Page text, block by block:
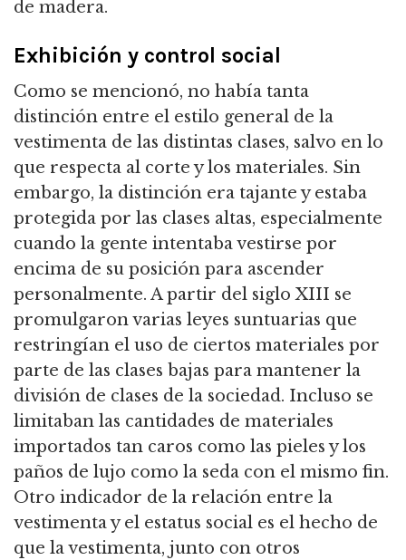
de madera.
Exhibición y control social
Como se mencionó, no había tanta
distinción entre el estilo general de la
vestimenta de las distintas clases, salvo en lo
que respecta al corte y los materiales. Sin
embargo, la distinción era tajante y estaba
protegida por las clases altas, especialmente
cuando la gente intentaba vestirse por
encima de su posición para ascender
personalmente. A partir del siglo XIII se
promulgaron varias leyes suntuarias que
restringían el uso de ciertos materiales por
parte de las clases bajas para mantener la
división de clases de la sociedad. Incluso se
limitaban las cantidades de materiales
importados tan caros como las pieles y los
paños de lujo como la seda con el mismo fin.
Otro indicador de la relación entre la
vestimenta y el estatus social es el hecho de
que la vestimenta, junto con otros